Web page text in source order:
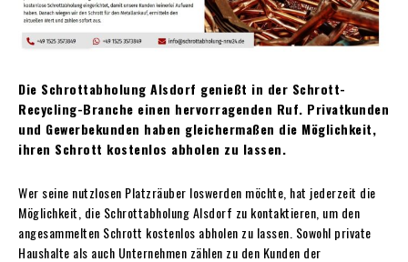
Die Schrottabholung Alsdorf genießt in der Schrott-
Recycling-Branche einen hervorragenden Ruf. Privatkunden
und Gewerbekunden haben gleichermaßen die Möglichkeit,
ihren Schrott kostenlos abholen zu lassen.
Wer seine nutzlosen Platzräuber loswerden möchte, hat jederzeit die
Möglichkeit, die Schrottabholung Alsdorf zu kontaktieren, um den
angesammelten Schrott kostenlos abholen zu lassen. Sowohl private
Haushalte als auch Unternehmen zählen zu den Kunden der